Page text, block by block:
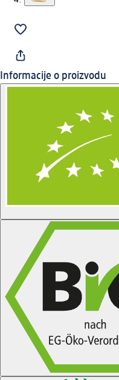
Informacije o proizvodu